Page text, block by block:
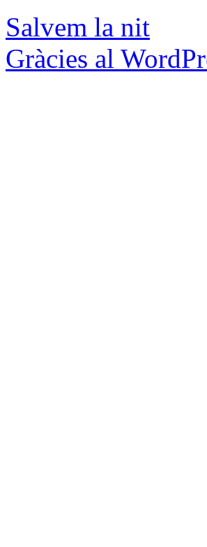
Salvem la nit
Gràcies al